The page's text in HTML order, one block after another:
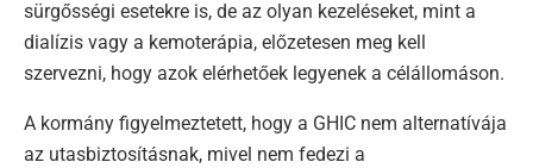
sürgősségi esetekre is, de az olyan kezeléseket, mint a
dialízis vagy a kemoterápia, előzetesen meg kell
szervezni, hogy azok elérhetőek legyenek a célállomáson.
A kormány figyelmeztetett, hogy a GHIC nem alternatívája
az utasbiztosításnak, mivel nem fedezi a